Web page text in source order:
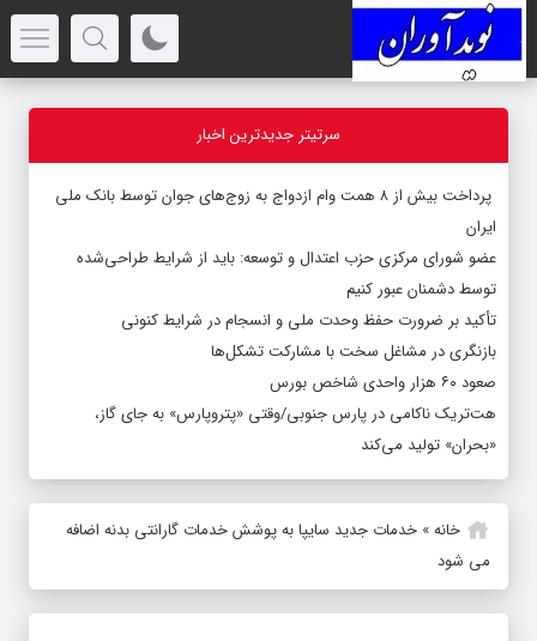
سرتیتر جدیدترین اخبار
پرداخت بیش از ۸ همت وام ازدواج به زوج‌های جوان توسط بانک ملی
ایران
عضو شورای مرکزی حزب اعتدال و توسعه: باید از شرایط طراحی‌شده
توسط دشمنان عبور کنیم
تأکید بر ضرورت حفظ وحدت ملی و انسجام در شرایط کنونی
بازنگری در مشاغل سخت با مشارکت تشکل‌ها
صعود ۶۰ هزار واحدی شاخص بورس
هت‌تریک ناکامی در پارس جنوبی/وقتی «پتروپارس» به جای گاز،
«بحران» تولید می‌کند
خانه» خدمات جدید سایپا به پوشش خدمات گارانتی بدنه اضافه
می شود